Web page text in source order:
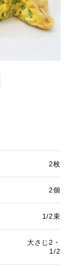
2枚
2個
1/2束
大さじ2・
1/2